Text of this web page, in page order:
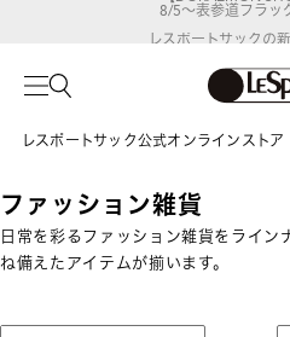
レスポートサックの
レスポートサック公式オンラインストア
ファッション雑貨
日常を彩るファッション雑貨をライン
ね備えたアイテムが揃います。